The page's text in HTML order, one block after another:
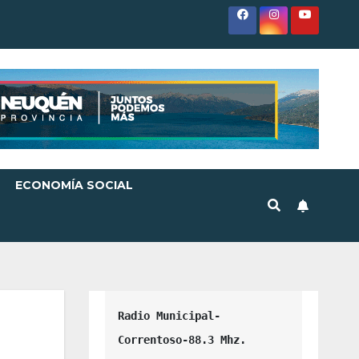
ECONOMÍA SOCIAL
Radio Municipal-
Correntoso-88.3 Mhz.